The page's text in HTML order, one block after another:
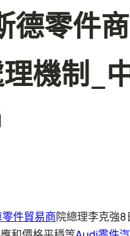
德零件
機制_
件貿易商院總理李克強